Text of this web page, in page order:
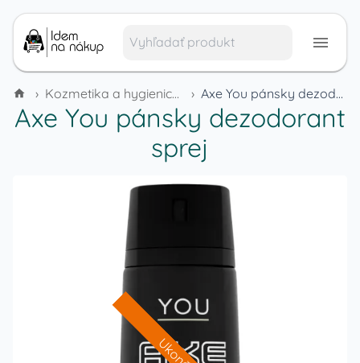
› Kozmetika a hygienické potreby › Axe You pánsky dezodorant sprej
Axe You pánsky dezodorant
sprej